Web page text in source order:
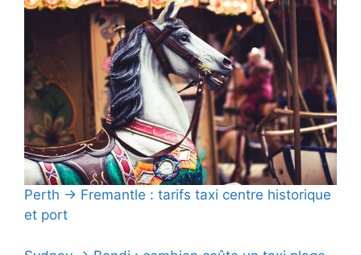
Perth → Fremantle : tarifs taxi centre historique
et port